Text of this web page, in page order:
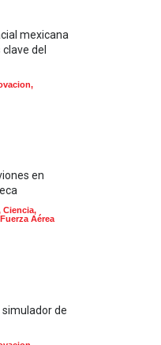
mexicana
del
,
en
Ciencia,
Fuerza Aérea
simulador de